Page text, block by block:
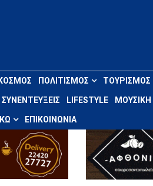
ΚΌΣΜΟΣ ΠΟΛΙΤΙΣΜΌΣ ΤΟΥΡΙΣΜΌΣ
ΣΥΝΕΝΤΕΎΞΕΙΣ LIFESTYLE ΜΟΥΣΙΚΉ
ΕΠΙΚΟΙΝΩΝΊΑ